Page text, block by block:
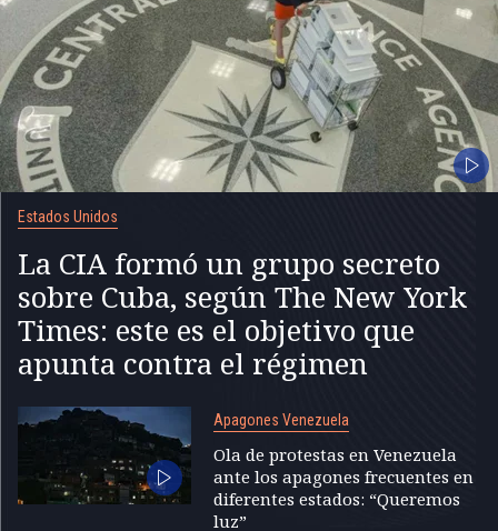
Estados Unidos
La CIA formó un grupo secreto
sobre Cuba, según The New York
Times: este es el objetivo que
apunta contra el régimen
Apagones Venezuela
Ola de protestas en Venezuela
ante los apagones frecuentes en
diferentes estados: “Queremos
luz”